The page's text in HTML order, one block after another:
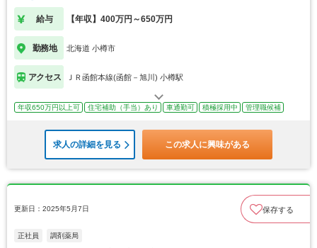
給与 【年収】400万円～650万円
勤務地 北海道 小樽市
アクセス ＪＲ函館本線(函館－旭川) 小樽駅
年収650万円以上可 住宅補助（手当）あり 車通勤可 積極採用中 管理職候補
求人の詳細を見る この求人に興味がある
更新日：2025年5月7日 保存する
正社員 調剤薬局